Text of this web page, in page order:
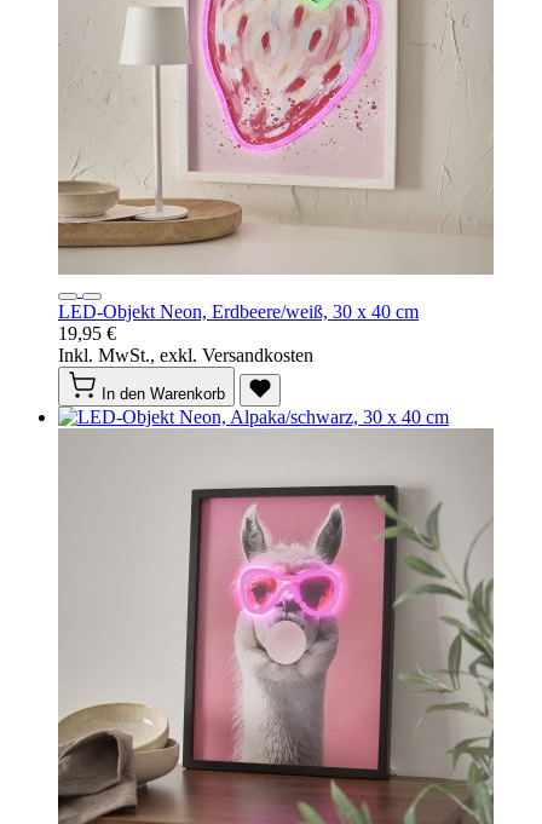
LED-Objekt Neon, Erdbeere/weiß, 30 x 40 cm
19,95 €
Inkl. MwSt., exkl. Versandkosten
In den Warenkorb